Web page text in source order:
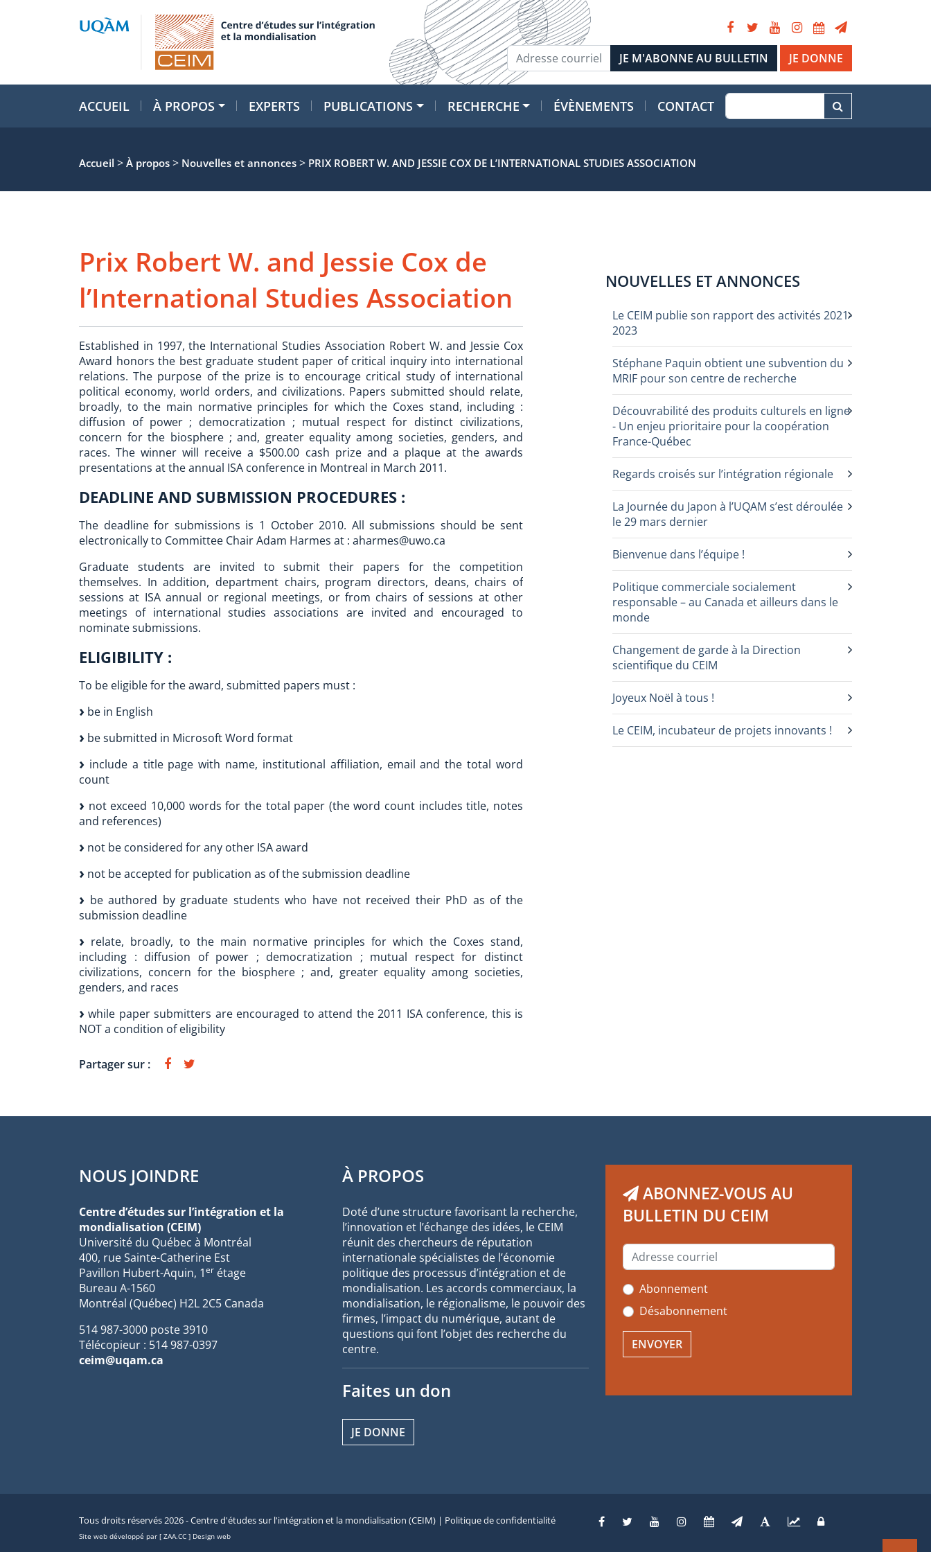
JE DONNE
ACCUEIL À PROPOS EXPERTS PUBLICATIONS RECHERCHE ÉVÈNEMENTS CONTACT
Accueil > À propos > Nouvelles et annonces > PRIX ROBERT W. AND JESSIE COX DE L’INTERNATIONAL STUDIES ASSOCIATION
Prix Robert W. and Jessie Cox de
l’International Studies Association
Established in 1997, the International Studies Association Robert W. and Jessie Cox
Award honors the best graduate student paper of critical inquiry into international
relations. The purpose of the prize is to encourage critical study of international
political economy, world orders, and civilizations. Papers submitted should relate,
broadly, to the main normative principles for which the Coxes stand, including :
diffusion of power ; democratization ; mutual respect for distinct civilizations,
concern for the biosphere ; and, greater equality among societies, genders, and
races. The winner will receive a $500.00 cash prize and a plaque at the awards
presentations at the annual ISA conference in Montreal in March 2011.
DEADLINE AND SUBMISSION PROCEDURES :
The deadline for submissions is 1 October 2010. All submissions should be sent
electronically to Committee Chair Adam Harmes at : aharmes@uwo.ca
Graduate students are invited to submit their papers for the competition
themselves. In addition, department chairs, program directors, deans, chairs of
sessions at ISA annual or regional meetings, or from chairs of sessions at other
meetings of international studies associations are invited and encouraged to
nominate submissions.
ELIGIBILITY :
To be eligible for the award, submitted papers must :
be in English
be submitted in Microsoft Word format
include a title page with name, institutional affiliation, email and the total word
count
not exceed 10,000 words for the total paper (the word count includes title, notes
and references)
not be considered for any other ISA award
not be accepted for publication as of the submission deadline
be authored by graduate students who have not received their PhD as of the
submission deadline
relate, broadly, to the main normative principles for which the Coxes stand,
including : diffusion of power ; democratization ; mutual respect for distinct
civilizations, concern for the biosphere ; and, greater equality among societies,
genders, and races
while paper submitters are encouraged to attend the 2011 ISA conference, this is
NOT a condition of eligibility
Partager sur :
NOUVELLES ET ANNONCES
Le CEIM publie son rapport des activités 2021-
2023
Stéphane Paquin obtient une subvention du
MRIF pour son centre de recherche
Découvrabilité des produits culturels en ligne
- Un enjeu prioritaire pour la coopération
France-Québec
Regards croisés sur l’intégration régionale
La Journée du Japon à l’UQAM s’est déroulée
le 29 mars dernier
Bienvenue dans l’équipe !
Politique commerciale socialement
responsable – au Canada et ailleurs dans le
monde
Changement de garde à la Direction
scientifique du CEIM
Joyeux Noël à tous !
Le CEIM, incubateur de projets innovants !
NOUS JOINDRE
Centre d’études sur l’intégration et la
mondialisation (CEIM)
Université du Québec à Montréal
400, rue Sainte-Catherine Est
Pavillon Hubert-Aquin, 1er étage
Bureau A-1560
Montréal (Québec) H2L 2C5 Canada
514 987-3000 poste 3910
Télécopieur : 514 987-0397
ceim@uqam.ca
À PROPOS
Doté d’une structure favorisant la recherche,
l’innovation et l’échange des idées, le CEIM
réunit des chercheurs de réputation
internationale spécialistes de l’économie
politique des processus d’intégration et de
mondialisation. Les accords commerciaux, la
mondialisation, le régionalisme, le pouvoir des
firmes, l’impact du numérique, autant de
questions qui font l’objet des recherche du
centre.
Faites un don
JE DONNE
ABONNEZ-VOUS AU
BULLETIN DU CEIM
Abonnement
Désabonnement
Tous droits réservés 2026 - Centre d'études sur l'intégration et la mondialisation (CEIM) | Politique de confidentialité
Site web développé par [ ZAA.CC ] Design web